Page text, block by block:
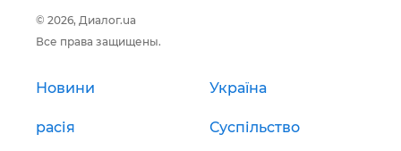
© 2026, Диалог.ua
Все права защищены.
Новини Україна
расія Суспільство